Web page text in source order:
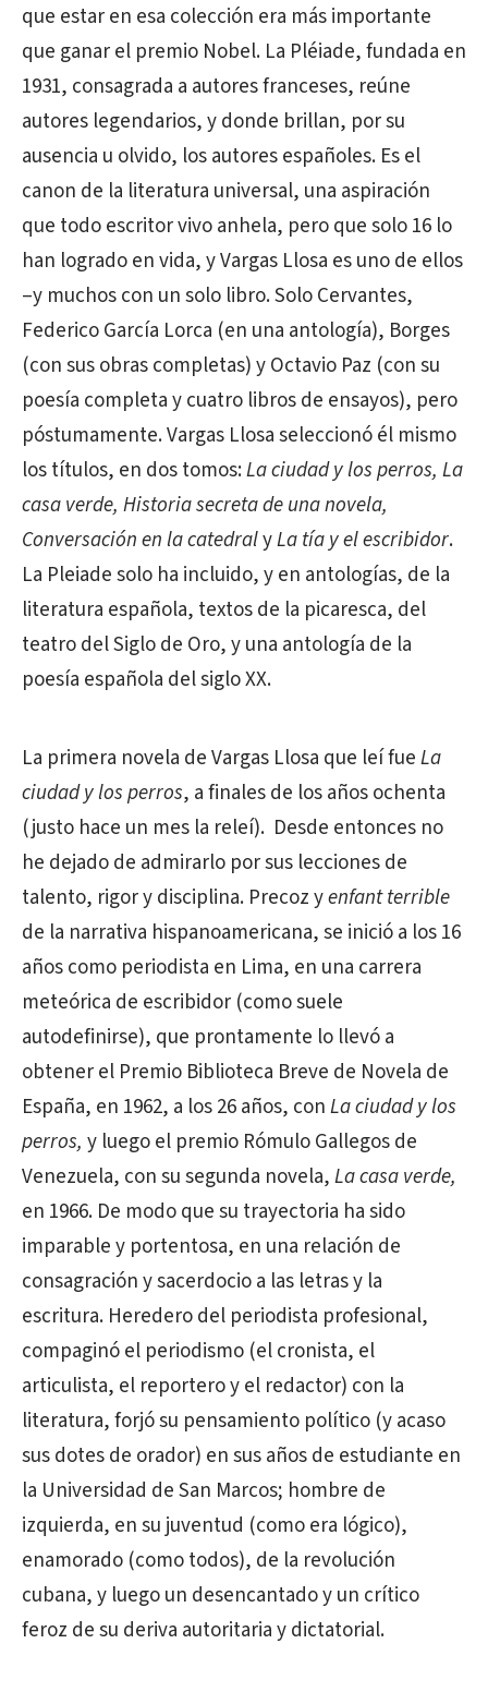
que estar en esa colección era más importante
que ganar el premio Nobel. La Pléiade, fundada en
1931, consagrada a autores franceses, reúne
autores legendarios, y donde brillan, por su
ausencia u olvido, los autores españoles. Es el
canon de la literatura universal, una aspiración
que todo escritor vivo anhela, pero que solo 16 lo
han logrado en vida, y Vargas Llosa es uno de ellos
–y muchos con un solo libro. Solo Cervantes,
Federico García Lorca (en una antología), Borges
(con sus obras completas) y Octavio Paz (con su
poesía completa y cuatro libros de ensayos), pero
póstumamente. Vargas Llosa seleccionó él mismo
los títulos, en dos tomos:La ciudad y los perros, La
casa verde, Historia secreta de una novela,
Conversación en la catedralyLa tía y el escribidor.
La Pleiade solo ha incluido, y en antologías, de la
literatura española, textos de la picaresca, del
teatro del Siglo de Oro, y una antología de la
poesía española del siglo XX.
La primera novela de Vargas Llosa que leí fueLa
ciudad y los perros, a finales de los años ochenta
(justo hace un mes la releí). Desde entonces no
he dejado de admirarlo por sus lecciones de
talento, rigor y disciplina. Precoz yenfant terrible
de la narrativa hispanoamericana, se inició a los 16
años como periodista en Lima, en una carrera
meteórica de escribidor (como suele
autodefinirse), que prontamente lo llevó a
obtener el Premio Biblioteca Breve de Novela de
España, en 1962, a los 26 años, conLa ciudad y los
perros, y luego el premio Rómulo Gallegos de
Venezuela, con su segunda novela,La casa verde,
en 1966. De modo que su trayectoria ha sido
imparable y portentosa, en una relación de
consagración y sacerdocio a las letras y la
escritura. Heredero del periodista profesional,
compaginó el periodismo (el cronista, el
articulista, el reportero y el redactor) con la
literatura, forjó su pensamiento político (y acaso
sus dotes de orador) en sus años de estudiante en
la Universidad de San Marcos; hombre de
izquierda, en su juventud (como era lógico),
enamorado (como todos), de la revolución
cubana, y luego un desencantado y un crítico
feroz de su deriva autoritaria y dictatorial.